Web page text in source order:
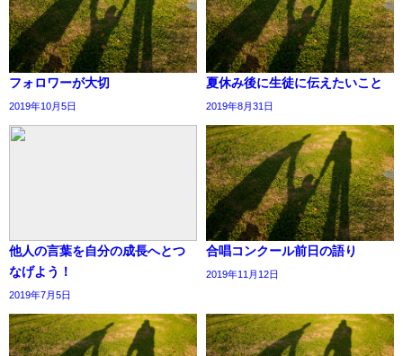
フォロワーが大切
2019年10月5日
夏休み後に生徒に伝えたいこと
2019年8月31日
他人の言葉を自分の成長へとつ
なげよう！
2019年7月5日
合唱コンクール前日の語り
2019年11月12日